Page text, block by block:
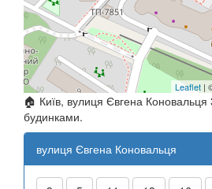
Leaflet |
🏠 Київ, вулиця Євгена Коновальця
будинками.
вулиця Євгена Коновальця